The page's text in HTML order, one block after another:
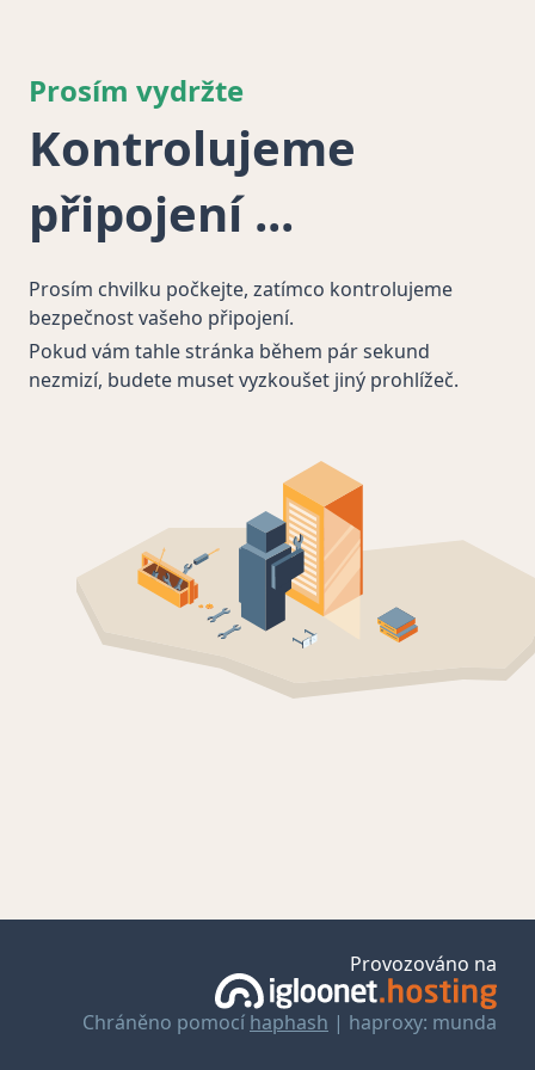
Prosím vydržte
Kontrolujeme
připojení
Prosím chvilku počkejte, zatímco kontrolujeme
bezpečnost vašeho připojení.
Pokud vám tahle stránka během pár sekund
nezmizí, budete muset vyzkoušet jiný prohlížeč.
Provozováno na
Chráněno pomocí haphash | haproxy: munda